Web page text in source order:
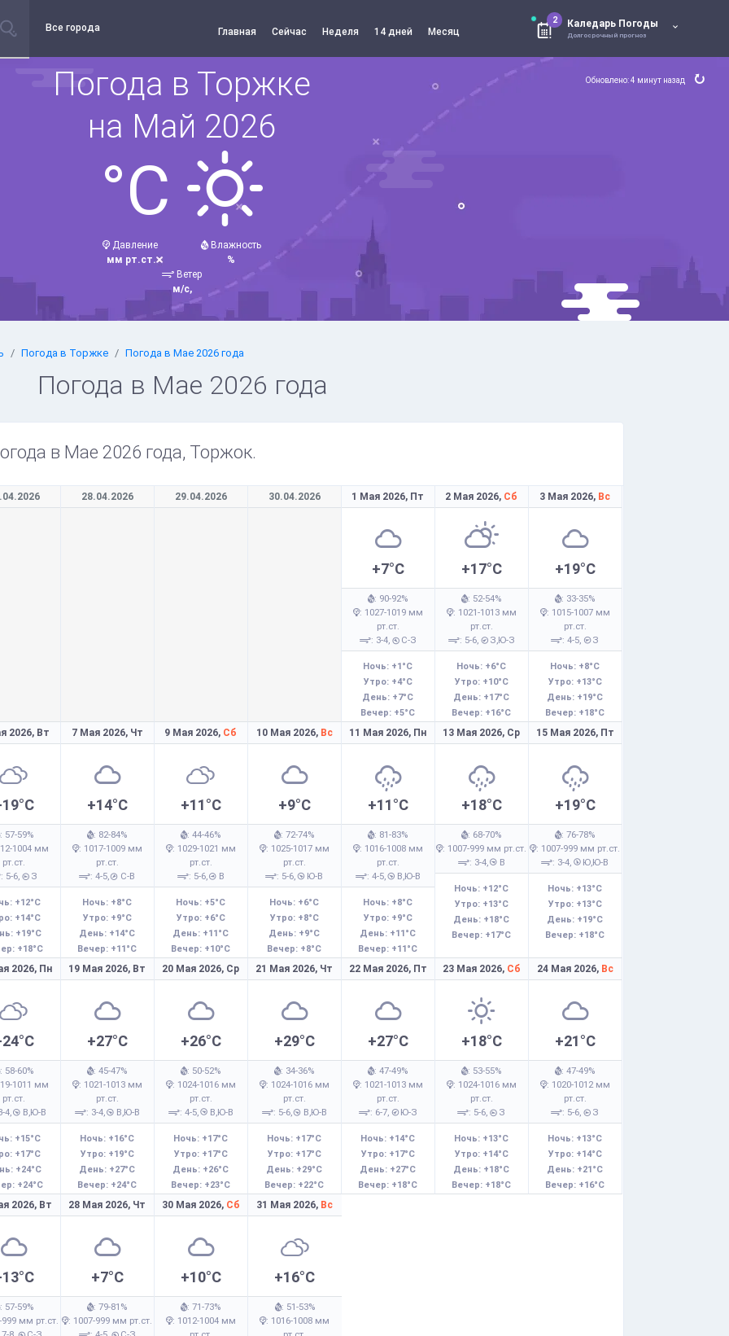
Все города Главная Сейчас Неделя 14 дней Месяц
2 Каледарь Погоды
Долгосрочный прогноз
Обновлено: 4 минут назад
Погода в Торжке
на Май 2026
°C
Давление
мм рт.ст.
Влажность
%
Ветер
м/с,
Погода в Торжке Погода в Мае 2026 года
Погода в Мае 2026 года
в Мае 2026 года, Торжок.
28.04.2026 29.04.2026 30.04.2026 1 Мая 2026, Пт
+7°C
: 90-92%
: 1027-1019 мм
рт.ст.
: 3-4,
С-З
Ночь: +1°C
Утро: +4°C
День: +7°C
Вечер: +5°C
2 Мая 2026, Сб
+17°C
: 52-54%
: 1021-1013 мм
рт.ст.
: 5-6,
З,Ю-З
Ночь: +6°C
Утро: +10°C
День: +17°C
Вечер: +16°C
3 Мая 2026, Вс
+19°C
: 33-35%
: 1015-1007 мм
рт.ст.
: 4-5,
З
Ночь: +8°C
Утро: +13°C
День: +19°C
Вечер: +18°C
2026, Вт
: 57-59%
1004 мм
рт.ст.
: 5-6,
З
+12°C
+14°C
+19°C
+18°C
7 Мая 2026, Чт
+14°C
: 82-84%
: 1017-1009 мм
рт.ст.
: 4-5,
С-В
Ночь: +8°C
Утро: +9°C
День: +14°C
Вечер: +11°C
9 Мая 2026, Сб
+11°C
: 44-46%
: 1029-1021 мм
рт.ст.
: 5-6, В
Ночь: +5°C
Утро: +6°C
День: +11°C
Вечер: +10°C
10 Мая 2026, Вс
+9°C
: 72-74%
: 1025-1017 мм
рт.ст.
: 5-6,
Ю-В
Ночь: +6°C
Утро: +8°C
День: +9°C
Вечер: +8°C
11 Мая 2026, Пн
+11°C
: 81-83%
: 1016-1008 мм
рт.ст.
: 4-5, В,Ю-В
Ночь: +8°C
Утро: +9°C
День: +11°C
Вечер: +11°C
13 Мая 2026, Ср
+18°C
: 68-70%
: 1007-999 мм рт.ст.
: 3-4, В
Ночь: +12°C
Утро: +13°C
День: +18°C
Вечер: +17°C
15 Мая 2026, Пт
+19°C
: 76-78%
: 1007-999 мм рт.ст.
: 3-4, Ю,Ю-В
Ночь: +13°C
Утро: +13°C
День: +19°C
Вечер: +18°C
2026, Пн
: 58-60%
1011 мм
рт.ст.
4, В,Ю-В
+15°C
+17°C
+24°C
+24°C
19 Мая 2026, Вт
+27°C
: 45-47%
: 1021-1013 мм
рт.ст.
: 3-4, В,Ю-В
Ночь: +16°C
Утро: +19°C
День: +27°C
Вечер: +24°C
20 Мая 2026, Ср
+26°C
: 50-52%
: 1024-1016 мм
рт.ст.
: 4-5, В,Ю-В
Ночь: +17°C
Утро: +17°C
День: +26°C
Вечер: +23°C
21 Мая 2026, Чт
+29°C
: 34-36%
: 1024-1016 мм
рт.ст.
: 5-6,
В,Ю-В
Ночь: +17°C
Утро: +17°C
День: +29°C
Вечер: +22°C
22 Мая 2026, Пт
+27°C
: 47-49%
: 1021-1013 мм
рт.ст.
: 6-7,
Ю-З
Ночь: +14°C
Утро: +17°C
День: +27°C
Вечер: +18°C
23 Мая 2026, Сб
+18°C
: 53-55%
: 1024-1016 мм
рт.ст.
: 5-6, З
Ночь: +13°C
Утро: +14°C
День: +18°C
Вечер: +18°C
24 Мая 2026, Вс
+21°C
: 47-49%
: 1020-1012 мм
рт.ст.
: 5-6, З
Ночь: +13°C
Утро: +14°C
День: +21°C
Вечер: +16°C
2026, Вт
: 57-59%
999 мм рт.ст.
28 Мая 2026, Чт
+7°C
: 79-81%
: 1007-999 мм рт.ст.
30 Мая 2026, Сб
+10°C
: 71-73%
: 1012-1004 мм
31 Мая 2026, Вс
+16°C
: 51-53%
: 1016-1008 мм